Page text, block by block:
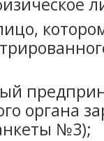
органа
№3);